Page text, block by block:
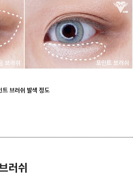
브러쉬 발색 정도
러쉬